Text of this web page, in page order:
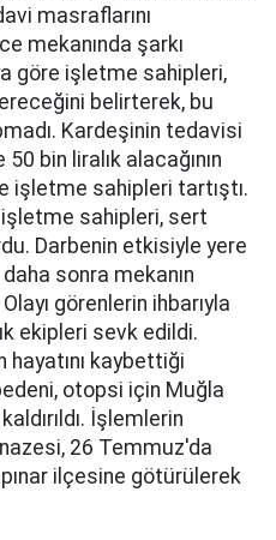
masraflarını
mekanında şarkı
göre işletme sahipleri,
belirterek, bu
Kardeşinin tedavisi
bin liralık alacağının
işletme sahipleri tartıştı.
işletme sahipleri, sert
Darbenin etkisiyle yere
sonra mekanın
görenlerin ihbarıyla
ekipleri sevk edildi.
hayatını kaybettiği
otopsi için Muğla
İşlemlerin
26 Temmuz'da
ilçesine götürülerek